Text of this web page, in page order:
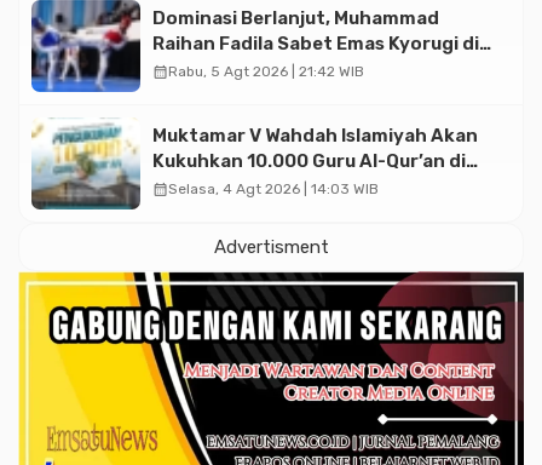
Dominasi Berlanjut, Muhammad
Raihan Fadila Sabet Emas Kyorugi di
Asian Taekwondo Indonesia Open
calendar_monthRabu, 5 Agt 2026 | 21:42 WIB
Muktamar V Wahdah Islamiyah Akan
Kukuhkan 10.000 Guru Al-Qur’an di
Masjid Istiqlal
calendar_monthSelasa, 4 Agt 2026 | 14:03 WIB
Advertisment